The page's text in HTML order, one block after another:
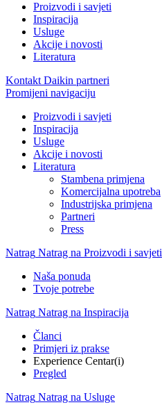
Proizvodi i savjeti
Inspiracija
Usluge
Akcije i novosti
Literatura
Kontakt Daikin partneri
Promijeni navigaciju
Proizvodi i savjeti
Inspiracija
Usluge
Akcije i novosti
Literatura
Stambena primjena
Komercijalna upotreba
Industrijska primjena
Partneri
Press
Natrag Natrag na Proizvodi i savjeti
Naša ponuda
Tvoje potrebe
Natrag Natrag na Inspiracija
Članci
Primjeri iz prakse
Experience Centar(i)
Pregled
Natrag Natrag na Usluge